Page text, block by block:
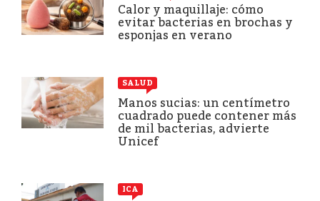
Calor y maquillaje: cómo
evitar bacterias en brochas y
esponjas en verano
SALUD
Manos sucias: un centímetro
cuadrado puede contener más
de mil bacterias, advierte
Unicef
ICA